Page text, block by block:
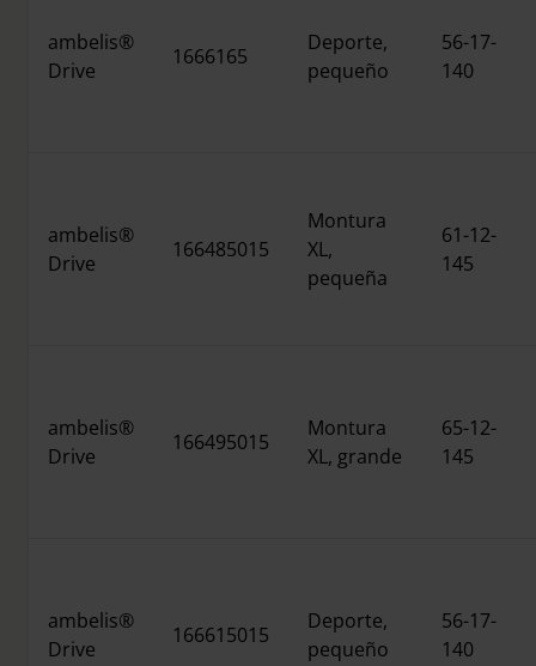
ambelis®
Drive
1666165
Deporte,
pequeño
56-17-
140
ambelis®
Drive
166485015
Montura
XL,
pequeña
61-12-
145
ambelis®
Drive
166495015
Montura
XL, grande
65-12-
145
ambelis®
Drive
166615015
Deporte,
pequeño
56-17-
140